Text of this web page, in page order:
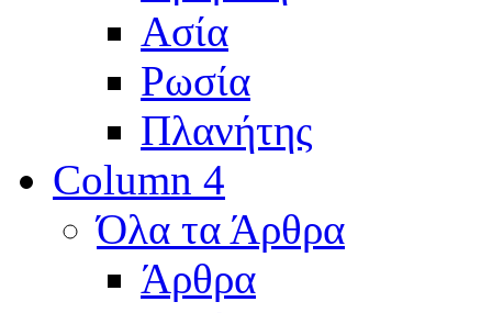
Ασία
Ρωσία
Πλανήτης
Column 4
Όλα τα Άρθρα
Άρθρα